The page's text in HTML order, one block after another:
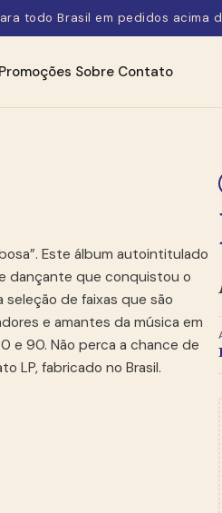
todo Brasil em pedidos acima
Promoções Sobre Contato
Este álbum autointitulado
dançante que conquistou o
seleção de faixas que são
e amantes da música em
e 90. Não perca a chance de
LP, fabricado no Brasil.